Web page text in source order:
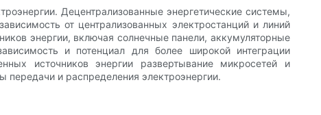
Децентрализованные энергетические системы,
от централизованных электростанций и линий
энергии, включая солнечные панели, аккумуляторные
и потенциал для более широкой интеграции
источников энергии развертывание микросетей и
передачи и распределения электроэнергии.